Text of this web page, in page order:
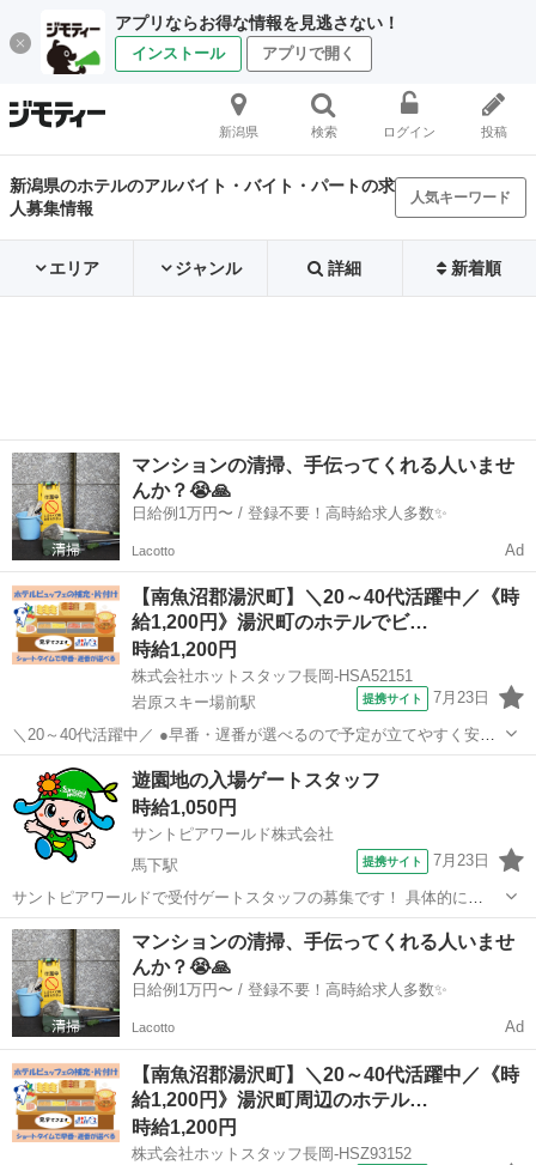
アプリならお得な情報を見逃さない！
インストール アプリで開く
新潟県 検索 ログイン 投稿
新潟県のホテルのアルバイト・バイト・パートの求
人募集情報
人気キーワード
エリア ジャンル 詳細 新着順
マンションの清掃、手伝ってくれる人いませ
んか？😭🙏
日給例1万円〜 / 登録不要！高時給求人多数✨
Lacotto Ad
【南魚沼郡湯沢町】＼20～40代活躍中／《時
給1,200円》湯沢町のホテルでビ…
時給1,200円
株式会社ホットスタッフ長岡-HSA52151
岩原スキー場前駅
提携サイト 7月23日
＼20～40代活躍中／ ●早番・遅番が選べるので予定が立てやすく安定
的に働けます! ●休憩なしの実働6時間勤務なので効率的に稼いでプラ
イベート充実♪ □■お仕事■□ リゾートホテルでのキッチン補助のお仕事
です。 ホテ...
南魚沼市 岩原スキー場前駅 ホテル
遊園地の入場ゲートスタッフ
時給1,050円
サントピアワールド株式会社
馬下駅
提携サイト 7月23日
サントピアワールドで受付ゲートスタッフの募集です！ 具体的に
は・・・ ・チケット販売 ・チケットもぎり ・手首へフリーキップの
装着 などです！ アルバイト,パート ◎マイカー通勤OK ◎無料駐車場
あり 未経験スタート...
新潟 阿賀野市 ホテル
マンションの清掃、手伝ってくれる人いませ
んか？😭🙏
日給例1万円〜 / 登録不要！高時給求人多数✨
Lacotto Ad
【南魚沼郡湯沢町】＼20～40代活躍中／《時
給1,200円》湯沢町周辺のホテル…
時給1,200円
株式会社ホットスタッフ長岡-HSZ93152